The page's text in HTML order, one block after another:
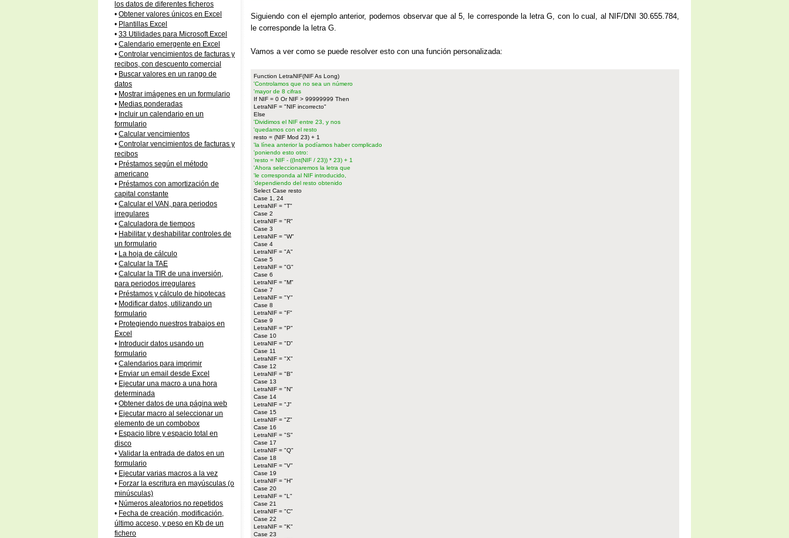
Siguiendo con el ejemplo anterior, podemos observar que al 5, le corresponde la letra G, con lo cual, al NIF/DNI 30.655.784,
le corresponde la letra G.
Vamos a ver como se puede resolver esto con una función personalizada:
Function LetraNIF(NIF As Long)
'Controlamos que no sea un número
'mayor de 8 cifras
If NIF = 0 Or NIF > 99999999 Then
LetraNIF = "NIF incorrecto"
Else
'Dividimos el NIF entre 23, y nos
'quedamos con el resto
resto = (NIF Mod 23) + 1
'la línea anterior la podíamos haber complicado
'poniendo esto otro:
'resto = NIF - ((Int(NIF / 23)) * 23) + 1
'Ahora seleccionaremos la letra que
'le corresponda al NIF introducido,
'dependiendo del resto obtenido
Select Case resto
Case 1, 24
LetraNIF = "T"
Case 2
LetraNIF = "R"
Case 3
LetraNIF = "W"
Case 4
LetraNIF = "A"
Case 5
LetraNIF = "G"
Case 6
LetraNIF = "M"
Case 7
LetraNIF = "Y"
Case 8
LetraNIF = "F"
Case 9
LetraNIF = "P"
Case 10
LetraNIF = "D"
Case 11
LetraNIF = "X"
Case 12
LetraNIF = "B"
Case 13
LetraNIF = "N"
Case 14
LetraNIF = "J"
Case 15
LetraNIF = "Z"
Case 16
LetraNIF = "S"
Case 17
LetraNIF = "Q"
Case 18
LetraNIF = "V"
Case 19
LetraNIF = "H"
Case 20
LetraNIF = "L"
Case 21
LetraNIF = "C"
Case 22
LetraNIF = "K"
Case 23
los datos de diferentes ficheros
• Obtener valores únicos en Excel
• Plantillas Excel
• 33 Utilidades para Microsoft Excel
• Calendario emergente en Excel
• Controlar vencimientos de facturas y
recibos, con descuento comercial
• Buscar valores en un rango de
datos
• Mostrar imágenes en un formulario
• Medias ponderadas
• Incluir un calendario en un
formulario
• Calcular vencimientos
• Controlar vencimientos de facturas y
recibos
• Préstamos según el método
americano
• Préstamos con amortización de
capital constante
• Calcular el VAN, para periodos
irregulares
• Calculadora de tiempos
• Habilitar y deshabilitar controles de
un formulario
•
La hoja de cálculo
• Calcular la TAE
• Calcular la TIR de una inversión,
para periodos irregulares
• Préstamos y cálculo de hipotecas
• Modificar datos, utilizando un
formulario
• Protegiendo nuestros trabajos en
Excel
• Introducir datos usando un
formulario
• Calendarios para imprimir
• Enviar un email desde Excel
• Ejecutar una macro a una hora
determinada
• Obtener datos de una página web
• Ejecutar macro al seleccionar un
elemento de un combobox
• Espacio libre y espacio total en
disco
• Validar la entrada de datos en un
formulario
• Ejecutar varias macros a la vez
• Forzar la escritura en mayúsculas (o
minúsculas)
• Números aleatorios no repetidos
• Fecha de creación, modificación,
último acceso, y peso en Kb de un
fichero